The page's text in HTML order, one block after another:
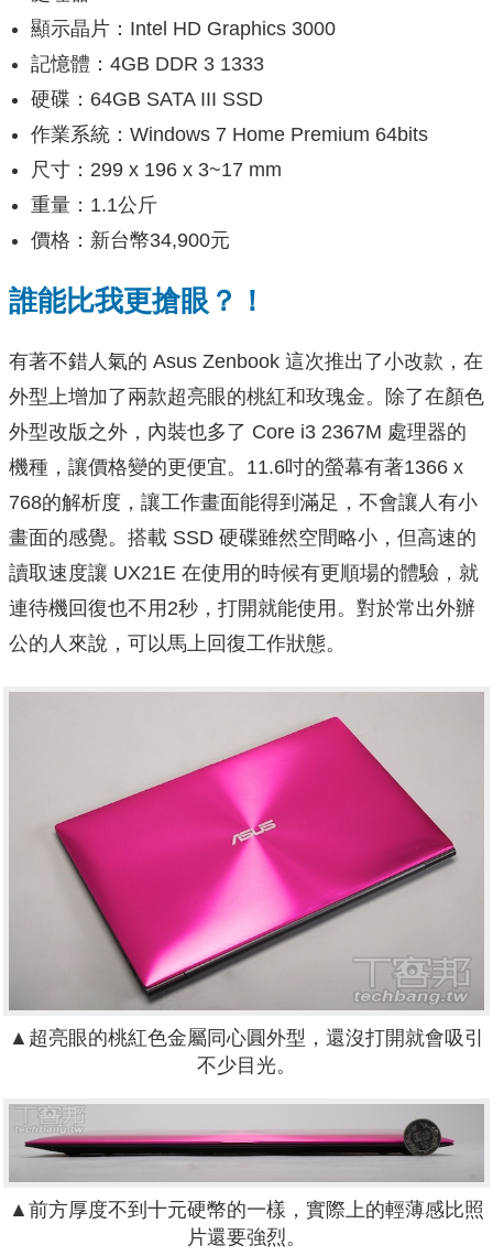
顯示晶片：Intel HD Graphics 3000
記憶體：4GB DDR 3 1333
硬碟：64GB SATA III SSD
作業系統：Windows 7 Home Premium 64bits
尺寸：299 x 196 x 3~17 mm
重量：1.1公斤
價格：新台幣34,900元
誰能比我更搶眼？！
有著不錯人氣的 Asus Zenbook 這次推出了小改款，在
外型上增加了兩款超亮眼的桃紅和玫瑰金。除了在顏色
外型改版之外，內裝也多了 Core i3 2367M 處理器的
機種，讓價格變的更便宜。11.6吋的螢幕有著1366 x
768的解析度，讓工作畫面能得到滿足，不會讓人有小
畫面的感覺。搭載 SSD 硬碟雖然空間略小，但高速的
讀取速度讓 UX21E 在使用的時候有更順場的體驗，就
連待機回復也不用2秒，打開就能使用。對於常出外辦
公的人來說，可以馬上回復工作狀態。
▲超亮眼的桃紅色金屬同心圓外型，還沒打開就會吸引
不少目光。
▲前方厚度不到十元硬幣的一樣，實際上的輕薄感比照
片還要強烈。